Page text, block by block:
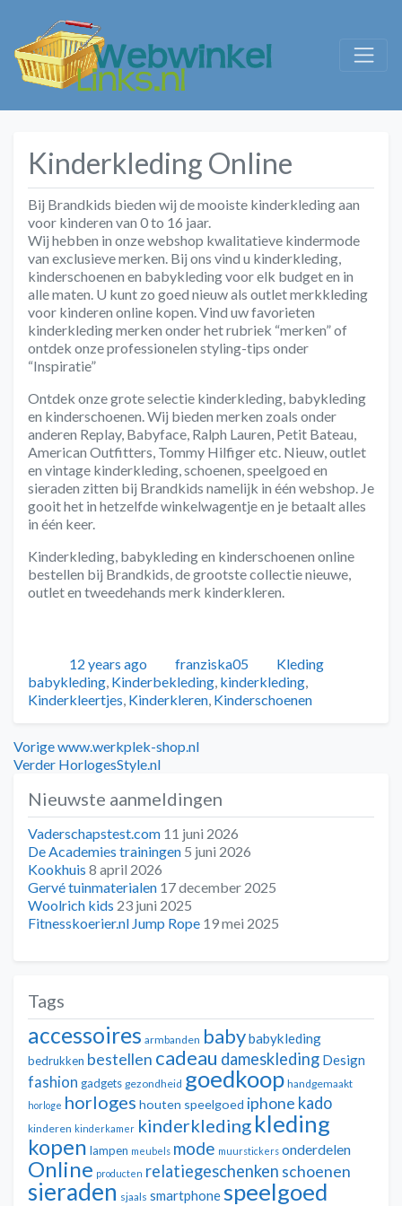
Kinderkleding Online
Bij Brandkids bieden wij de mooiste kinderkleding aan
voor kinderen van 0 to 16 jaar.
Wij hebben in onze webshop kwalitatieve kindermode
van exclusieve merken. Bij ons vind u kinderkleding,
kinderschoenen en babykleding voor elk budget en in
alle maten. U kunt zo goed nieuw als outlet merkkleding
voor kinderen online kopen. Vind uw favorieten
kinderkleding merken onder het rubriek “merken” of
ontdek onze professionelen styling-tips onder
“Inspiratie”
Ontdek onze grote selectie kinderkleding, babykleding
en kinderschoenen. Wij bieden merken zoals onder
anderen Replay, Babyface, Ralph Lauren, Petit Bateau,
American Outfitters, Tommy Hilfiger etc. Nieuw, outlet
en vintage kinderkleding, schoenen, speelgoed en
sieraden zitten bij Brandkids namelijk in één webshop. Je
gooit het in hetzelfde winkelwagentje en je betaalt alles
in één keer.
Kinderkleding, babykleding en kinderschoenen online
bestellen bij Brandkids, de grootste collectie nieuwe,
outlet en tweedehands merk kinderkleren.
Geplaatst
12 years ago Auteur
franziska05 Categorieën
Kleding
babykleding Kinderbekleding kinderkleding
Kinderkleertjes Kinderkleren Kinderschoenen
Bericht
navigatie
VorigeVorig
bericht:
www.werkplek-shop.nl
Verder Volgend
HorlogesStyle.nl
Nieuwste aanmeldingen
Vaderschapstest.com 11 juni 2026
De Academies trainingen 5 juni 2026
Kookhuis 8 april 2026
Gervé tuinmaterialen 17 december 2025
Woolrich kids 23 juni 2025
Fitnesskoerier.nl Jump Rope 19 mei 2025
Tags
accessoires armbanden babybabykleding
bedrukken bestellen cadeau dameskleding Design
fashion gadgets gezondheid goedkoop handgemaakt
horloge horloges houten speelgoed iphone kado
kinderen kinderkamer kinderkleding kleding
kopen lampen meubels mode muurstickers onderdelen
Online producten relatiegeschenken schoenen
sieraden sjaals smartphonespeelgoed